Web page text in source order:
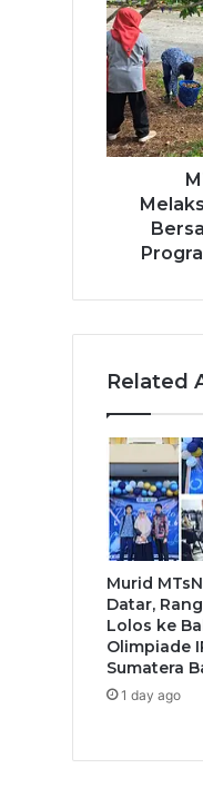
Related
Murid
Datar,
Lolos ke
Olimpiade
Sumatera
1 day ago